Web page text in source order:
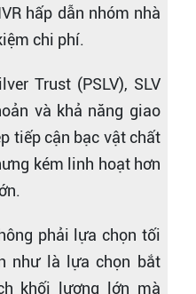
hấp dẫn nhóm nhà
chi phí.
Trust (PSLV), SLV
và khả năng giao
tiếp cận bạc vật chất
kém linh hoạt hơn
phải lựa chọn tối
như là lựa chọn bắt
khối lượng lớn mà